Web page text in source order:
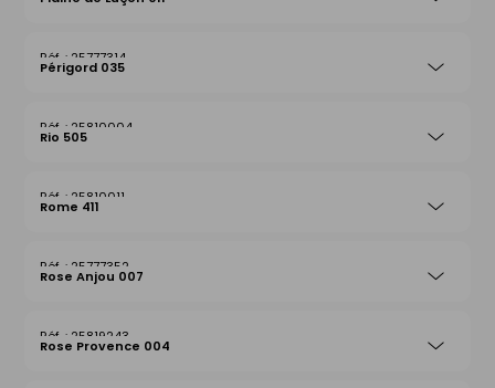
25777314
Périgord 035
25810004
Rio 505
25810011
Rome 411
25777352
Rose Anjou 007
25819243
Rose Provence 004